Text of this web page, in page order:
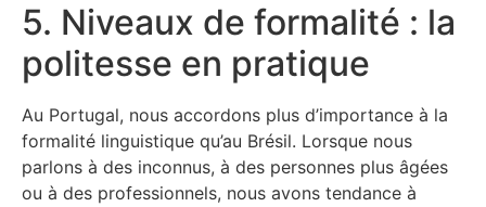
5. Niveaux de formalité : la
politesse en pratique
Au Portugal, nous accordons plus d’importance à la
formalité linguistique qu’au Brésil. Lorsque nous
parlons à des inconnus, à des personnes plus âgées
ou à des professionnels, nous avons tendance à